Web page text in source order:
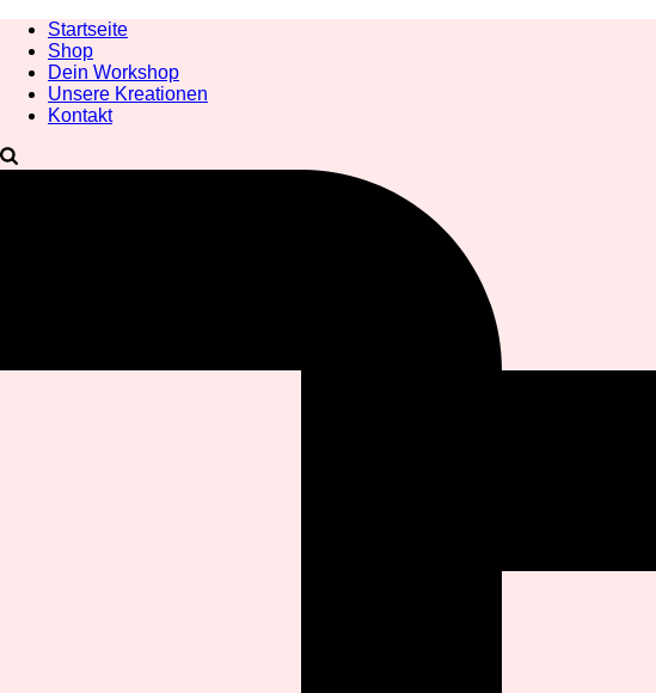
Startseite
Shop
Dein Workshop
Unsere Kreationen
Kontakt